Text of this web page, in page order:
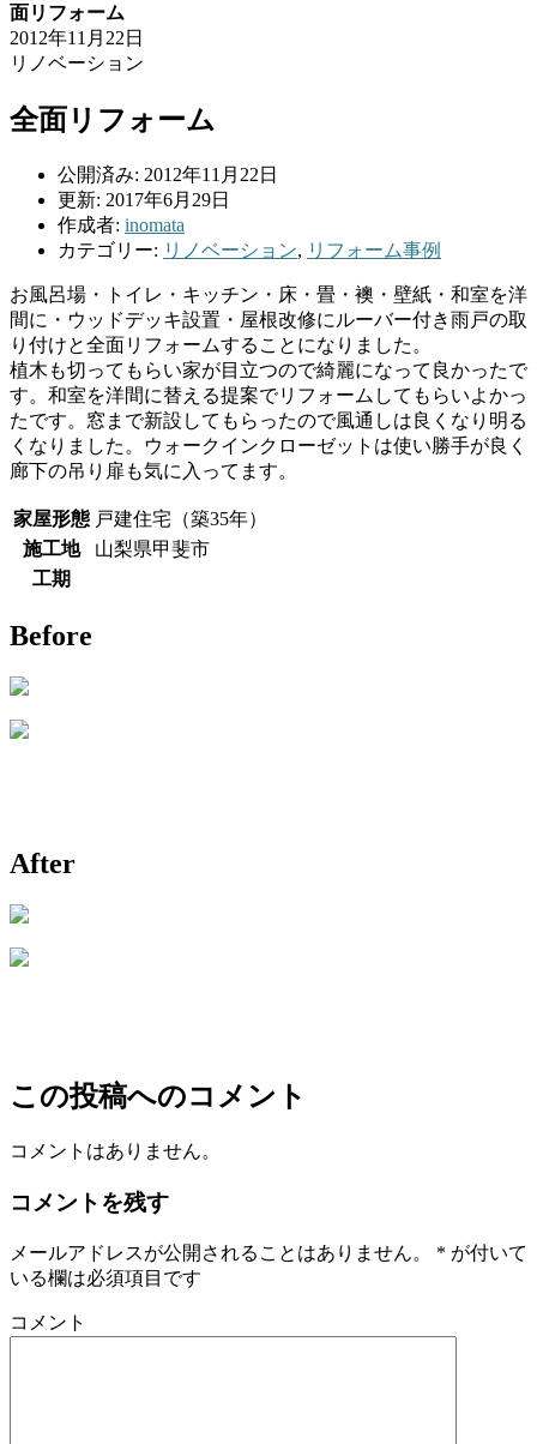
面リフォーム
2012年11月22日
リノベーション
全面リフォーム
公開済み: 2012年11月22日
更新: 2017年6月29日
作成者: inomata
カテゴリー: リノベーション, リフォーム事例
お風呂場・トイレ・キッチン・床・畳・襖・壁紙・和室を洋
間に・ウッドデッキ設置・屋根改修にルーバー付き雨戸の取
り付けと全面リフォームすることになりました。
植木も切ってもらい家が目立つので綺麗になって良かったで
す。和室を洋間に替える提案でリフォームしてもらいよかっ
たです。窓まで新設してもらったので風通しは良くなり明る
くなりました。ウォークインクローゼットは使い勝手が良く
廊下の吊り扉も気に入ってます。
家屋形態 戸建住宅（築35年）
施工地
山梨県甲斐市
工期
Before
After
この投稿へのコメント
コメントはありません。
コメントを残す
メールアドレスが公開されることはありません。 * が付いて
いる欄は必須項目です
コメント